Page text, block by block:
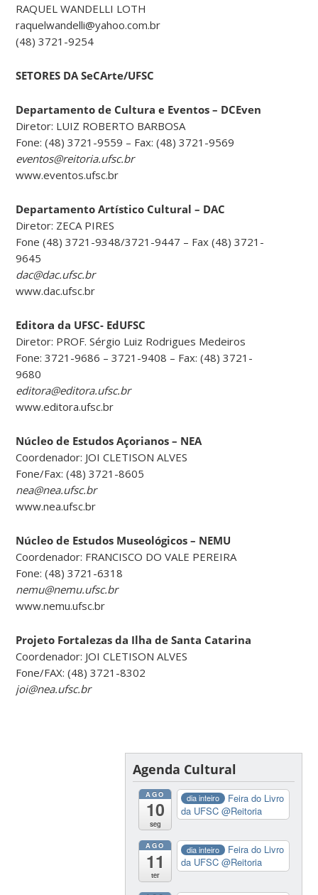
RAQUEL WANDELLI LOTH
raquelwandelli@yahoo.com.br
(48) 3721-9254
SETORES DA SeCArte/UFSC
Departamento de Cultura e Eventos – DCEven
Diretor: LUIZ ROBERTO BARBOSA
Fone: (48) 3721-9559 – Fax: (48) 3721-9569
eventos@reitoria.ufsc.br
www.eventos.ufsc.br
Departamento Artístico Cultural – DAC
Diretor: ZECA PIRES
Fone (48) 3721-9348/3721-9447 – Fax (48) 3721-
9645
dac@dac.ufsc.br
www.dac.ufsc.br
Editora da UFSC- EdUFSC
Diretor: PROF. Sérgio Luiz Rodrigues Medeiros
Fone: 3721-9686 – 3721-9408 – Fax: (48) 3721-
9680
editora@editora.ufsc.br
www.editora.ufsc.br
Núcleo de Estudos Açorianos – NEA
Coordenador: JOI CLETISON ALVES
Fone/Fax: (48) 3721-8605
nea@nea.ufsc.br
www.nea.ufsc.br
Núcleo de Estudos Museológicos – NEMU
Coordenador: FRANCISCO DO VALE PEREIRA
Fone: (48) 3721-6318
nemu@nemu.ufsc.br
www.nemu.ufsc.br
Projeto Fortalezas da Ilha de Santa Catarina
Coordenador: JOI CLETISON ALVES
Fone/FAX: (48) 3721-8302
joi@nea.ufsc.br
Agenda Cultural
AGO
10
seg
dia inteiro
Feira do Livro
da UFSC@Reitoria
AGO
11
ter
dia inteiro
Feira do Livro
da UFSC@Reitoria